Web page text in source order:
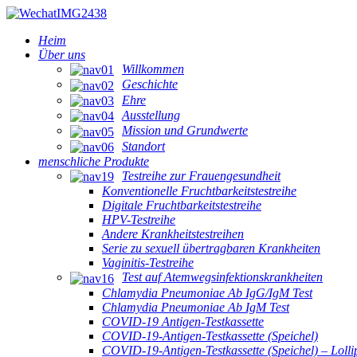
Heim
Über uns
Willkommen
Geschichte
Ehre
Ausstellung
Mission und Grundwerte
Standort
menschliche Produkte
Testreihe zur Frauengesundheit
Konventionelle Fruchtbarkeitstestreihe
Digitale Fruchtbarkeitstestreihe
HPV-Testreihe
Andere Krankheitstestreihen
Serie zu sexuell übertragbaren Krankheiten
Vaginitis-Testreihe
Test auf Atemwegsinfektionskrankheiten
Chlamydia Pneumoniae Ab IgG/IgM Test
Chlamydia Pneumoniae Ab IgM Test
COVID-19 Antigen-Testkassette
COVID-19-Antigen-Testkassette (Speichel)
COVID-19-Antigen-Testkassette (Speichel) –